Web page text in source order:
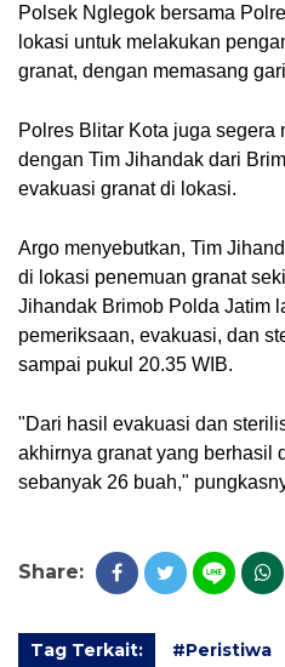
Polsek Nglegok bersama
lokasi untuk melakukan
granat, dengan memasang
Polres Blitar Kota juga segera
dengan Tim Jihandak dari
evakuasi granat di lokasi.
Argo menyebutkan, Tim
di lokasi penemuan granat
Jihandak Brimob Polda Jatim
pemeriksaan, evakuasi, dan
sampai pukul 20.35 WIB.
"Dari hasil evakuasi dan
akhirnya granat yang berhasil
sebanyak 26 buah,"
Share:
Tag Terkait: #Peristiwa